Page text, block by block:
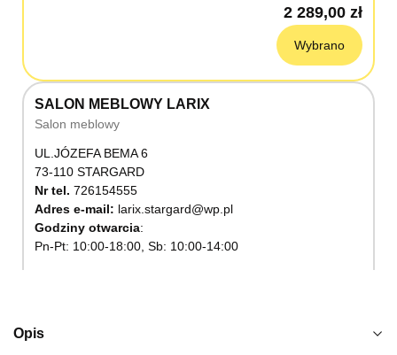
2 289,00 zł
Wybrano
SALON MEBLOWY LARIX
Salon meblowy
UL.JÓZEFA BEMA 6
73-110 STARGARD
Nr tel. 726154555
Adres e-mail: larix.stargard@wp.pl
Godziny otwarcia
Pn-Pt: 10:00-18:00, Sb: 10:00-14:00
Opis